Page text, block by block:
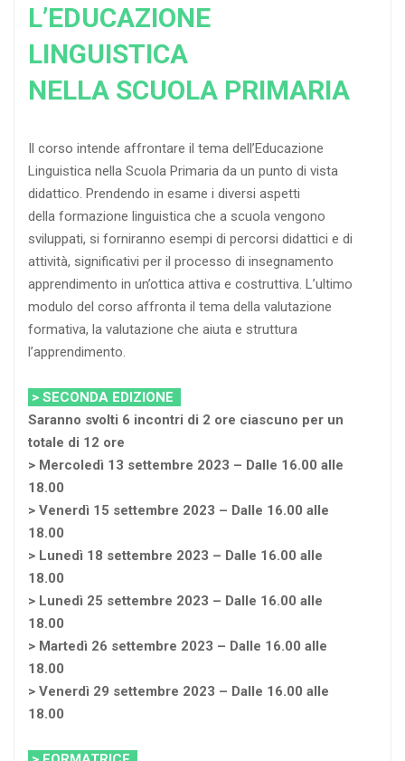
L’EDUCAZIONE
LINGUISTICA
NELLA SCUOLA PRIMARIA
Il corso intende affrontare il tema dell’Educazione
Linguistica nella Scuola Primaria da un punto di vista
didattico. Prendendo in esame i diversi aspetti
della formazione linguistica che a scuola vengono
sviluppati, si forniranno esempi di percorsi didattici e di
attività, significativi per il processo di insegnamento
apprendimento in un’ottica attiva e costruttiva. L’ultimo
modulo del corso affronta il tema della valutazione
formativa, la valutazione che aiuta e struttura
l’apprendimento.
> SECONDA EDIZIONE
Saranno svolti 6 incontri di 2 ore ciascuno per un
totale di 12 ore
> Mercoledì 13 settembre 2023 – Dalle 16.00 alle
18.00
> Venerdì 15 settembre 2023 – Dalle 16.00 alle
18.00
> Lunedì 18 settembre 2023 – Dalle 16.00 alle
18.00
> Lunedì 25 settembre 2023 – Dalle 16.00 alle
18.00
> Martedì 26 settembre 2023 – Dalle 16.00 alle
18.00
> Venerdì 29 settembre 2023 – Dalle 16.00 alle
18.00